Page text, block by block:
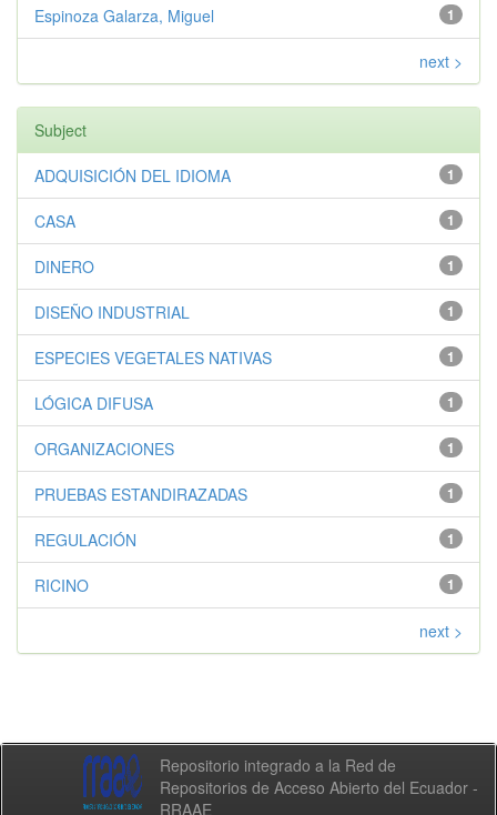
1
Espinoza Galarza, Miguel
next >
Subject
1
ADQUISICIÓN DEL IDIOMA
1
CASA
1
DINERO
1
DISEÑO INDUSTRIAL
1
ESPECIES VEGETALES NATIVAS
1
LÓGICA DIFUSA
1
ORGANIZACIONES
1
PRUEBAS ESTANDIRAZADAS
1
REGULACIÓN
1
RICINO
next >
Repositorio integrado a la Red de
Repositorios de Acceso Abierto del Ecuador -
RRAAE